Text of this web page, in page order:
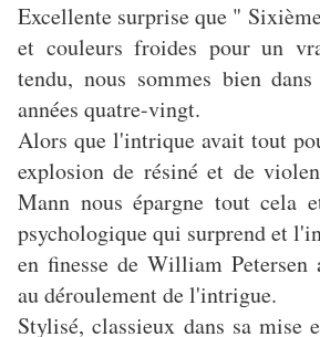
Excellente surprise que "
et couleurs froides pour un
tendu, nous sommes bien
années quatre-vingt.
Alors que l'intrique avait tout
explosion de résiné et de
Mann nous épargne tout cela
psychologique qui surprend et
en finesse de William Petersen
au déroulement de l'intrigue.
Stylisé, classieux dans sa mise